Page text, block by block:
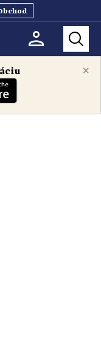
×